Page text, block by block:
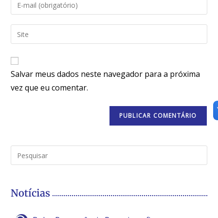
Salvar meus dados neste navegador para a próxima
vez que eu comentar.
Notícias